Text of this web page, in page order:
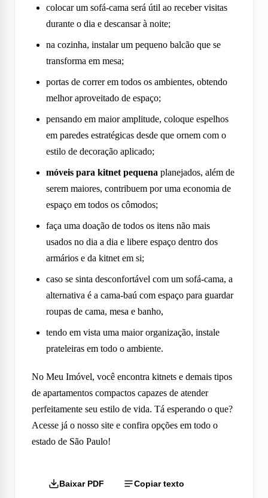
colocar um sofá-cama será útil ao receber visitas
durante o dia e descansar à noite;
na cozinha, instalar um pequeno balcão que se
transforma em mesa;
portas de correr em todos os ambientes, obtendo
melhor aproveitado de espaço;
pensando em maior amplitude, coloque espelhos
em paredes estratégicas desde que ornem com o
estilo de decoração aplicado;
móveis para kitnet pequena planejados, além de
serem maiores, contribuem por uma economia de
espaço em todos os cômodos;
faça uma doação de todos os itens não mais
usados no dia a dia e libere espaço dentro dos
armários e da kitnet em si;
caso se sinta desconfortável com um sofá-cama, a
alternativa é a cama-baú com espaço para guardar
roupas de cama, mesa e banho,
tendo em vista uma maior organização, instale
prateleiras em todo o ambiente.
No Meu Imóvel, você encontra kitnets e demais tipos
de apartamentos compactos capazes de atender
perfeitamente seu estilo de vida. Tá esperando o que?
Acesse já o nosso site e confira opções em todo o
estado de São Paulo!
Baixar PDF Copiar texto